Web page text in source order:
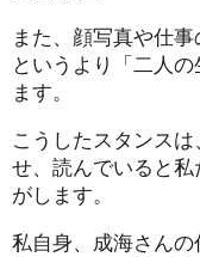
また、顔写真や仕
というより「二人
ます。
こうしたスタンス
せ、読んでいると
がします。
私自身、成海さん